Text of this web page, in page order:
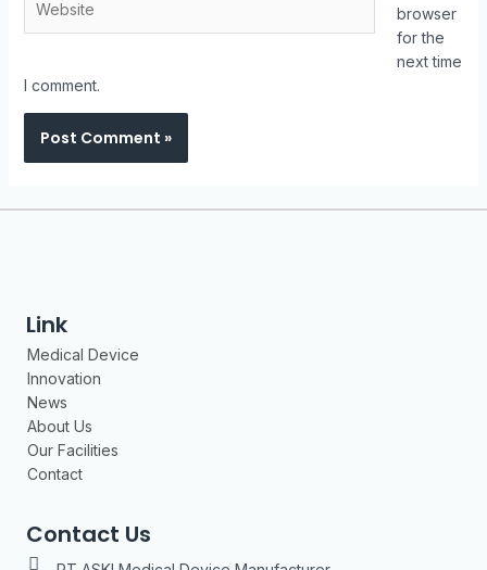
browser
for the
next time
I comment.
Link
Medical Device
Innovation
News
About Us
Our Facilities
Contact
Contact Us